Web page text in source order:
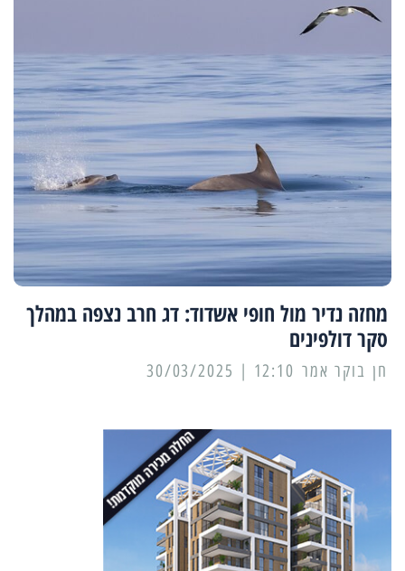
מחזה נדיר מול חופי אשדוד: דג חרב נצפה במהלך
סקר דולפינים
12:10 | 30/03/2025